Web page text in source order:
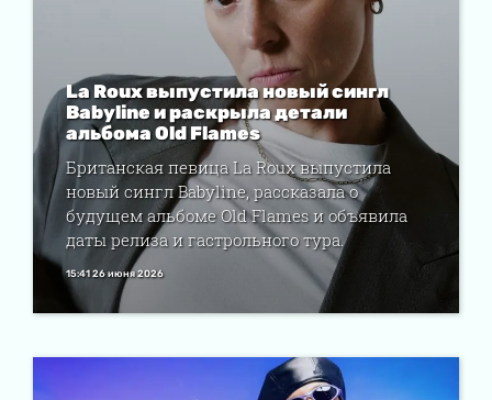
La Roux выпустила новый сингл
Babyline и раскрыла детали
альбома Old Flames
Британская певица La Roux выпустила
новый сингл Babyline, рассказала о
будущем альбоме Old Flames и объявила
даты релиза и гастрольного тура.
15:41 26 июня 2026